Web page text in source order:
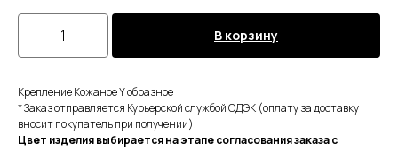
В корзину
Крепление Кожаное Y образное
* Заказ отправляется Курьерской службой СДЭК (оплату за доставку
вносит покупатель при получении).
Цвет изделия выбирается на этапе согласования заказа с